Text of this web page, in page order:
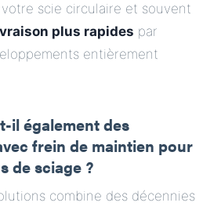
scie circulaire et souvent
plus rapides par
entièrement
il également des
frein de maintien pour
de sciage ?
combine des décennies